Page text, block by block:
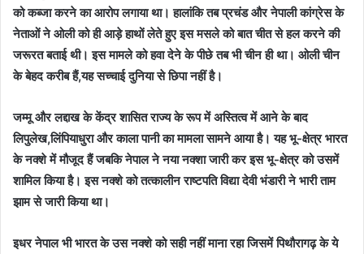
को कब्जा करने का आरोप लगाया था। हालांकि तब प्रचंड और नेपाली कांग्रेस के
नेताओं ने ओली को ही आड़े हाथों लेते हुए इस मसले को बात चीत से हल करने की
जरूरत बताई थी। इस मामले को हवा देने के पीछे तब भी चीन ही था। ओली चीन
के बेहद करीब हैं,यह सच्चाई दुनिया से छिपा नहीं है।
जम्मू और लद्दाख के केंद्र शासित राज्य के रूप में अस्तित्व में आने के बाद
लिपुलेख,लिंपियाधुरा और काला पानी का मामला सामने आया है। यह भू-क्षेत्र भारत
के नक्शे में मौजूद हैं जबकि नेपाल ने नया नक्शा जारी कर इस भू-क्षेत्र को उसमें
शामिल किया है। इस नक्शे को तत्कालीन राष्टपति विद्या देवी भंडारी ने भारी ताम
झाम से जारी किया था।
इधर नेपाल भी भारत के उस नक्शे को सही नहीं माना रहा जिसमें पिथौरागढ़ के ये